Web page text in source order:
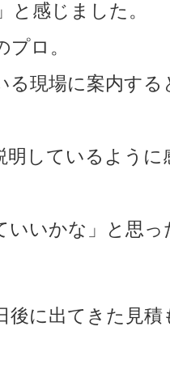
感じました。
ロ。
る現場に案内す
明しているように
いいかな」と思
後に出てきた見